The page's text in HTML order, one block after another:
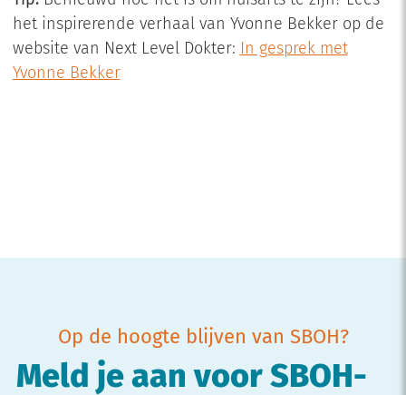
het inspirerende verhaal van Yvonne Bekker op de
website van Next Level Dokter:
In gesprek met
Yvonne Bekker
Op de hoogte blijven van SBOH?
Meld je aan voor SBOH-